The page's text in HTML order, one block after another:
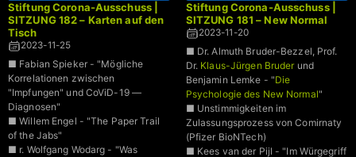
Stiftung Corona-Ausschuss |
SITZUNG 182 – Karten auf den
Tisch
2023-11-25
■ Fabian Spieker - "Mögliche
Korrelationen zwischen
"Impfungen" und CoViD-19 —
Diagnosen"
■ Willem Engel - "The Paper Trail
of the Jabs"
■ r. Wolfgang Wodarg - "Was
Stiftung Corona-Ausschuss |
SITZUNG 181 – New Normal
2023-11-20
■ Dr. Almuth Bruder-Bezzel, Prof.
Dr. Klaus-Jürgen Bruder und
Benjamin Lemke - "Die
Psychologie des New Normal"
■ Unstimmigkeiten im
Zulassungsprozess von Comirnaty
(Pfizer BioNTech)
■ Kees van der Pijl - "Im Würgegriff